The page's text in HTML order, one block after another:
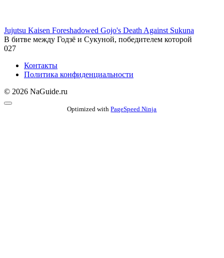
Jujutsu Kaisen Foreshadowed Gojo's Death Against Sukuna
В битве между Годзё и Сукуной, победителем которой
027
Контакты
Политика конфиденциальности
© 2026 NaGuide.ru
Optimized withPageSpeed Ninja